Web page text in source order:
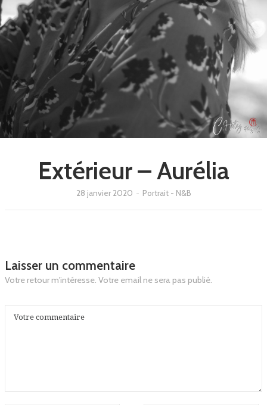
Extérieur – Aurélia
28 janvier 2020 - Portrait - N&B
Laisser un commentaire
Votre retour m'intéresse. Votre email ne sera pas publié.